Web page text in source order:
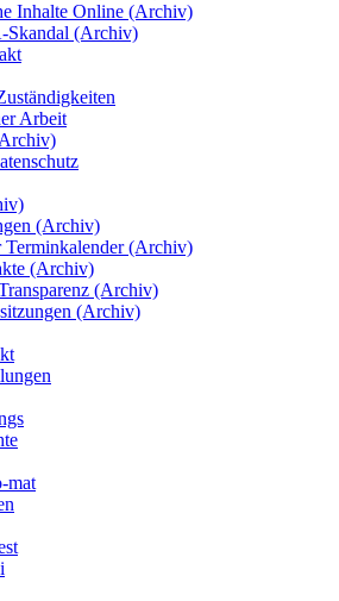
Inhalte Online (Archiv)
(Archiv)
Arbeit
(Archiv)
Terminkalender (Archiv)
(Archiv)
(Archiv)
(Archiv)
mat